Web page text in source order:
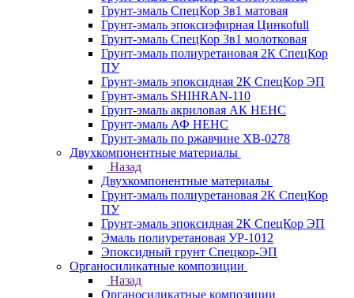
Грунт-эмаль СпецКор 3в1 матовая
Грунт-эмаль эпоксиэфирная Цинкоfull
Грунт-эмаль СпецКор 3в1 молотковая
Грунт-эмаль полиуретановая 2К СпецКор
ПУ
Грунт-эмаль эпоксидная 2К СпецКор ЭП
Грунт-эмаль SHIHRAN-110
Грунт-эмаль акриловая АК НЕНС
Грунт-эмаль АФ НЕНС
Грунт-эмаль по ржавчине ХВ-0278
Двухкомпонентные материалы
Назад
Двухкомпонентные материалы
Грунт-эмаль полиуретановая 2К СпецКор
ПУ
Грунт-эмаль эпоксидная 2К СпецКор ЭП
Эмаль полиуретановая УР-1012
Эпоксидный грунт Спецкор-ЭП
Органосиликатные композиции
Назад
Органосиликатные композиции